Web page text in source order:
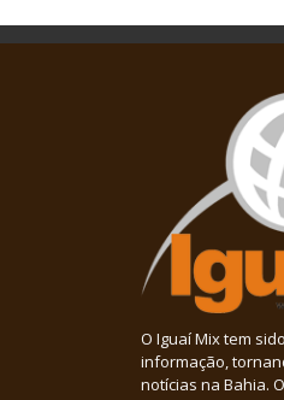
O Iguaí Mix tem
informação,
notícias na Bahia.